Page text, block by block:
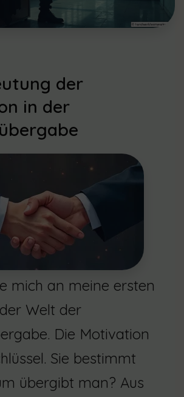
der
in der
mich an meine ersten
Welt der
Die Motivation
Sie bestimmt
übergibt man? Aus